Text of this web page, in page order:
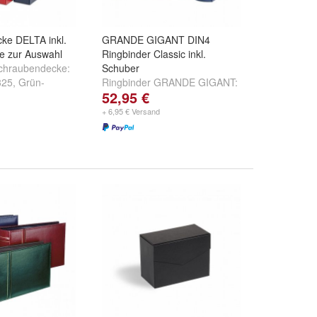
DELTA inkl.
zur Auswahl
, Grün-
GRANDE GIGANT DIN4
Ringbinder Classic inkl.
Schuber
Ringbinder GRANDE GIGANT:
Schwarz-No.306703
No.318152,Grün-No.337958
undweitere ...
52,95 €
+ 6,95 € Versand